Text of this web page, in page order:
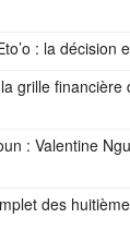
: la décision
grille financière
: Valentine
des